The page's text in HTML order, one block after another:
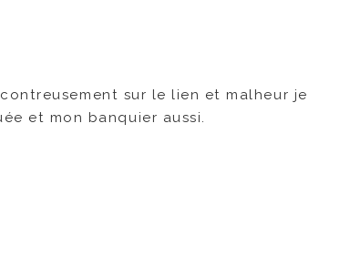
sur le lien et malheur je
et mon banquier aussi.